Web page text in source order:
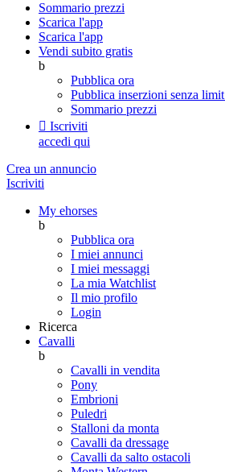
Sommario prezzi
Scarica l'app
Scarica l'app
Vendi subito gratis
b
Pubblica ora
Pubblica inserzioni senza limit
Sommario prezzi
 Iscriviti
accedi qui
Crea un annuncio
Iscriviti
My ehorses
b
Pubblica ora
I miei annunci
I miei messaggi
La mia Watchlist
Il mio profilo
Login
Ricerca
Cavalli
b
Cavalli in vendita
Pony
Embrioni
Puledri
Stalloni da monta
Cavalli da dressage
Cavalli da salto ostacoli